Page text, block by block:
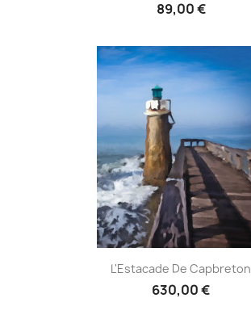
89,00 €
L'Estacade De Capbreton
630,00 €